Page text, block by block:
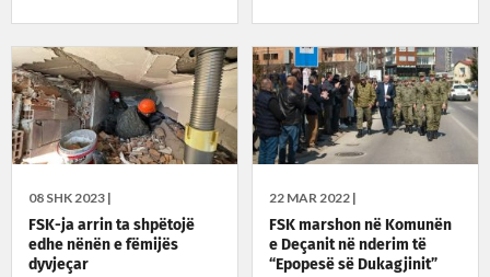
08 SHK 2023 |
FSK-ja arrin ta shpëtojë
edhe nënën e fëmijës
dyvjeçar
22 MAR 2022 |
FSK marshon në Komunën
e Deçanit në nderim të
“Epopesë së Dukagjinit”